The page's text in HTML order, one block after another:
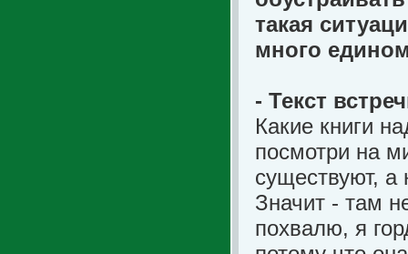
такая
много
- Текст
Какие книги
посмотри на
существуют, а
Значит - там
похвалю, я